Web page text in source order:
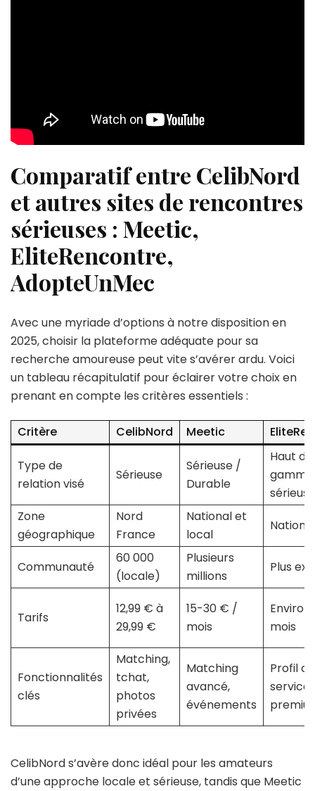
Comparatif entre CelibNord
et autres sites de rencontres
sérieuses : Meetic,
EliteRencontre,
AdopteUnMec
Avec une myriade d’options à notre disposition en
2025, choisir la plateforme adéquate pour sa
recherche amoureuse peut vite s’avérer ardu. Voici
un tableau récapitulatif pour éclairer votre choix en
prenant en compte les critères essentiels :
Critère CelibNord Meetic
Type de
relation visé
Sérieuse
Sérieuse /
Durable
Haut de
gamme,
sérieuse
Zone
géographique
Nord
France
National et
local
National
Communauté
60 000
(locale)
Plusieurs
millions
Plus
Tarifs
12,99 € à
29,99 €
15-30 € /
mois
mois
Fonctionnalités
clés
Matching,
tchat,
photos
privées
Matching
avancé,
événements
Profil
service
CelibNord s’avère donc idéal pour les amateurs
d’une approche locale et sérieuse, tandis que Meetic